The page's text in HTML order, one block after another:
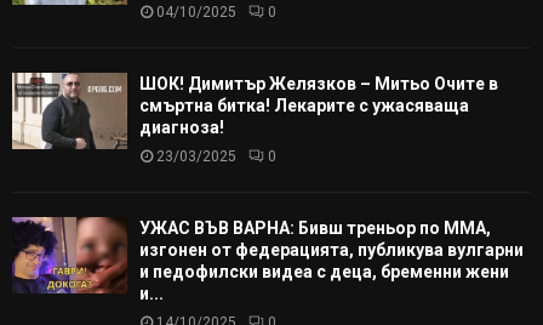
04/10/2025 0
ШОК! Димитър Желязков – Митьо Очите в
смъртна битка! Лекарите с ужасяваща
диагноза!
23/03/2025 0
УЖАС ВЪВ ВАРНА: Бивш треньор по ММА,
изгонен от федерацията, публикува вулгарни
и педофилски видеа с деца, бременни жени
и...